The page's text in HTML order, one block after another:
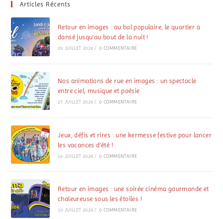
Articles Récents
Retour en images : au bal populaire, le quartier a
dansé jusqu’au bout de la nuit !
29 JUILLET 2026 / 0 COMMENTAIRE
Nos animations de rue en images : un spectacle
entre ciel, musique et poésie
27 JUILLET 2026 / 0 COMMENTAIRE
Jeux, défis et rires : une kermesse festive pour lancer
les vacances d’été !
24 JUILLET 2026 / 0 COMMENTAIRE
Retour en images : une soirée cinéma gourmande et
chaleureuse sous les étoiles !
10 JUILLET 2026 / 0 COMMENTAIRE